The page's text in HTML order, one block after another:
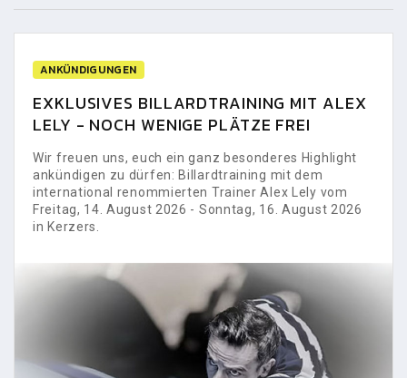
ANKÜNDIGUNGEN
EXKLUSIVES BILLARDTRAINING MIT ALEX
LELY - NOCH WENIGE PLÄTZE FREI
Wir freuen uns, euch ein ganz besonderes Highlight
ankündigen zu dürfen: Billardtraining mit dem
international renommierten Trainer Alex Lely vom
Freitag, 14. August 2026 - Sonntag, 16. August 2026
in Kerzers.